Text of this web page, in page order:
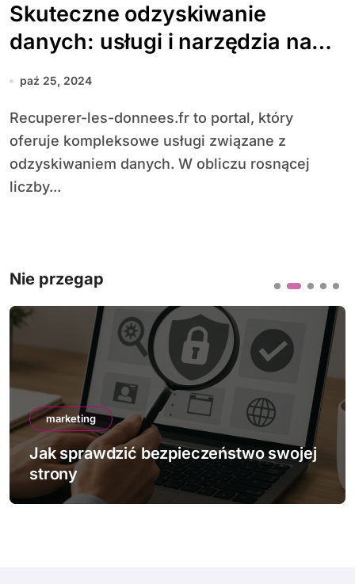
Skuteczne odzyskiwanie
danych: usługi i narzędzia na
pomoc w kryzysie
paź 25, 2024
Recuperer-les-donnees.fr to portal, który
oferuje kompleksowe usługi związane z
odzyskiwaniem danych. W obliczu rosnącej
liczby...
Nie przegap
marketing
Jak sprawdzić bezpieczeństwo swojej
strony